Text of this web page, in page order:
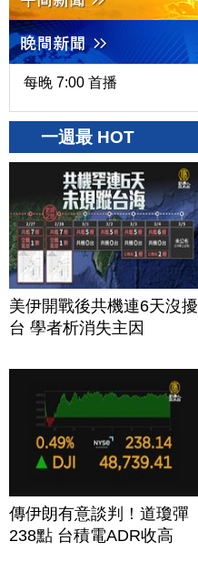
每晚 7:00 首播
一週最 HOT
美伊開戰後共機連6天沒擾
台 學者析消失主因
傳伊朗有意談判！道瓊彈
238點 台積電ADR收高